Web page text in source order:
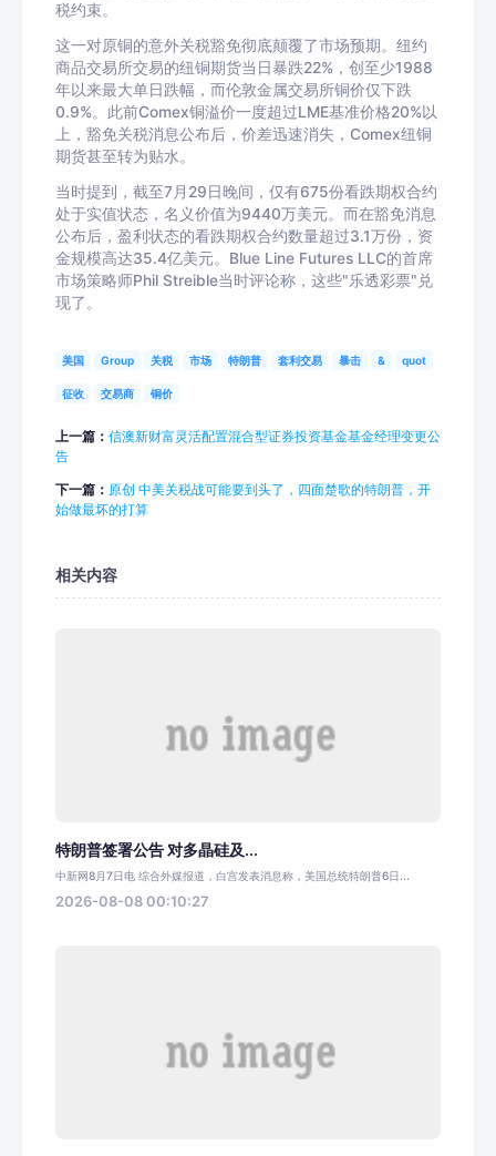
税约束。
这一对原铜的意外关税豁免彻底颠覆了市场预期。纽约
商品交易所交易的纽铜期货当日暴跌22%，创至少1988
年以来最大单日跌幅，而伦敦金属交易所铜价仅下跌
0.9%。此前Comex铜溢价一度超过LME基准价格20%以
上，豁免关税消息公布后，价差迅速消失，Comex纽铜
期货甚至转为贴水。
当时提到，截至7月29日晚间，仅有675份看跌期权合约
处于实值状态，名义价值为9440万美元。而在豁免消息
公布后，盈利状态的看跌期权合约数量超过3.1万份，资
金规模高达35.4亿美元。Blue Line Futures LLC的首席
市场策略师Phil Streible当时评论称，这些"乐透彩票"兑
现了。
美国 Group 关税 市场 特朗普 套利交易 暴击 & quot
征收 交易商 铜价
上一篇： 信澳新财富灵活配置混合型证券投资基金基金经理变更公
告
下一篇： 原创 中美关税战可能要到头了，四面楚歌的特朗普，开
始做最坏的打算
相关内容
特朗普签署公告 对多晶硅及...
中新网8月7日电 综合外媒报道，白宫发表消息称，美国总统特朗普6日...
2026-08-08 00:10:27